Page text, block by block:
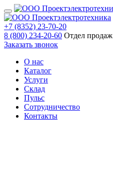
+7 (8352) 23-70-20
8 (800) 234-20-60 Отдел продаж
Заказать звонок
О нас
Каталог
Услуги
Склад
Пульс
Сотрудничество
Контакты